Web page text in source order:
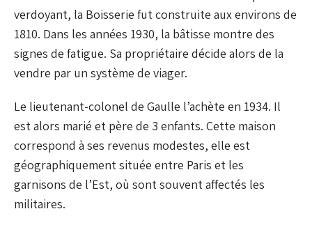
verdoyant, la Boisserie fut construite aux environs de
1810. Dans les années 1930, la bâtisse montre des
signes de fatigue. Sa propriétaire décide alors de la
vendre par un système de viager.
Le lieutenant-colonel de Gaulle l’achète en 1934. Il
est alors marié et père de 3 enfants. Cette maison
correspond à ses revenus modestes, elle est
géographiquement située entre Paris et les
garnisons de l’Est, où sont souvent affectés les
militaires.